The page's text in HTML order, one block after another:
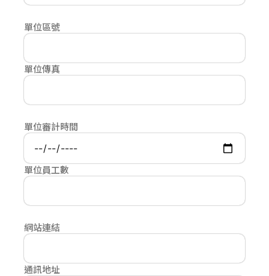
單位區號
單位傳真
單位審計時間
單位員工數
網站連結
通訊地址